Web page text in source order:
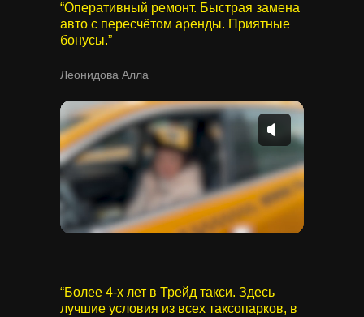
“Более 4-х лет в Трейд такси. Здесь
лучшие условия из всех таксопарков, в
“Оперативный ремонт. Быстрая замена
авто с пересчётом аренды. Приятные
бонусы.”
Леонидова Алла